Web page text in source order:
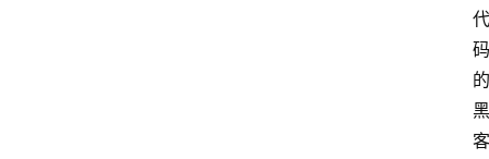
代
码
的
黑
客